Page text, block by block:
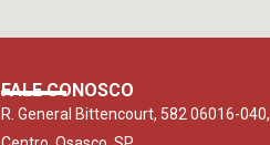
FALE CONOSCO
R. General Bittencourt, 582 06016-040,